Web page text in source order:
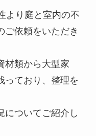
より庭と室内の不
ご依頼をいただき
材類から大型家
っており、整理を
についてご紹介し